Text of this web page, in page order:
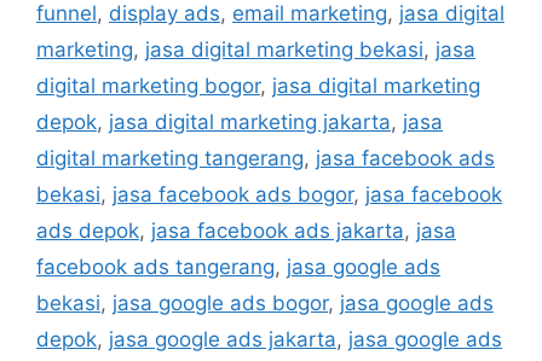
funnel, display ads, email marketing, jasa digital
marketing, jasa digital marketing bekasi, jasa
digital marketing bogor, jasa digital marketing
depok, jasa digital marketing jakarta, jasa
digital marketing tangerang, jasa facebook ads
bekasi, jasa facebook ads bogor, jasa facebook
ads depok, jasa facebook ads jakarta, jasa
facebook ads tangerang, jasa google ads
bekasi, jasa google ads bogor, jasa google ads
depok, jasa google ads jakarta, jasa google ads